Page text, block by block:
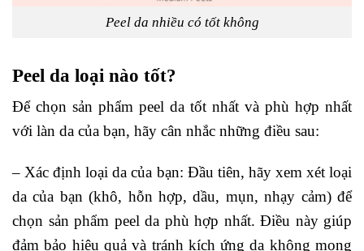
Peel da nhiều có tốt không
Peel da loại nào tốt?
Để chọn sản phẩm peel da tốt nhất và phù hợp nhất
với làn da của bạn, hãy cân nhắc những điều sau:
– Xác định loại da của bạn: Đầu tiên, hãy xem xét loại
da của bạn (khô, hỗn hợp, dầu, mụn, nhạy cảm) để
chọn sản phẩm peel da phù hợp nhất. Điều này giúp
đảm bảo hiệu quả và tránh kích ứng da không mong